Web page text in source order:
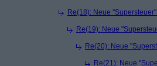
Re(18): Neue
Re(19): Neue
Re(20): Neue
Re(21): Neue